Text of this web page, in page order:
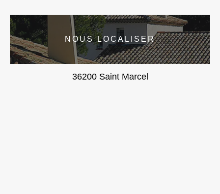
NOUS LOCALISER
36200 Saint Marcel